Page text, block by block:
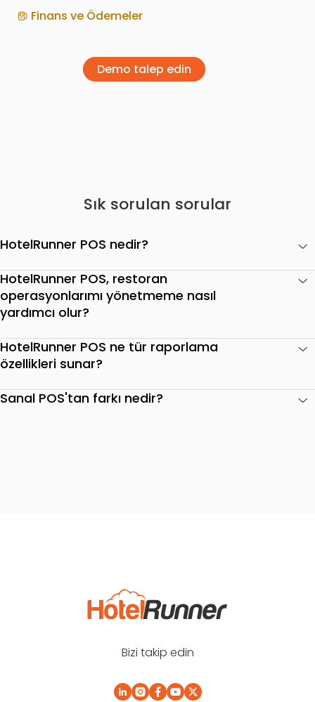
Finans ve Ödemeler
Demo talep edin
Sık sorulan sorular
HotelRunner POS nedir?
HotelRunner POS, restoran
operasyonlarımı yönetmeme nasıl
yardımcı olur?
HotelRunner POS ne tür raporlama
özellikleri sunar?
Sanal POS'tan farkı nedir?
Bizi takip edin